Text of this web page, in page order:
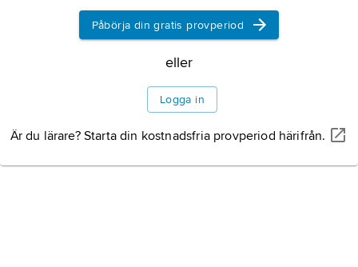
Påbörja din gratis provperiod
eller
Logga in
Är du lärare? Starta din kostnadsfria provperiod härifrån.